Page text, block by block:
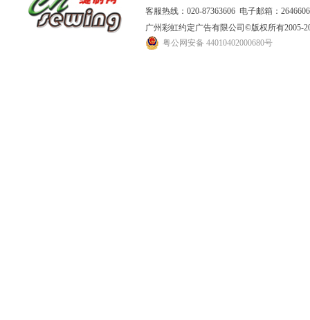
客服热线：020-87363606 电子邮箱：
广州彩虹约定广告有限公司 ©版权所有2005-
粤公网安备 44010402000680号